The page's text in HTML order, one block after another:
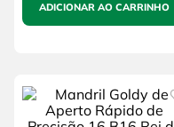
ADICIONAR AO CARRINHO